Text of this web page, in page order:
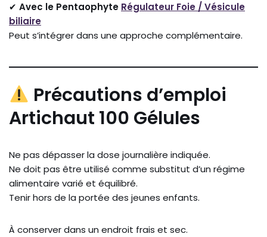
✔ Avec le Pentaophyte Régulateur Foie / Vésicule
biliaire
Peut s’intégrer dans une approche complémentaire.
Précautions d’emploi
Artichaut 100 Gélules
Ne pas dépasser la dose journalière indiquée.
Ne doit pas être utilisé comme substitut d’un régime
alimentaire varié et équilibré.
Tenir hors de la portée des jeunes enfants.
À conserver dans un endroit frais et sec.